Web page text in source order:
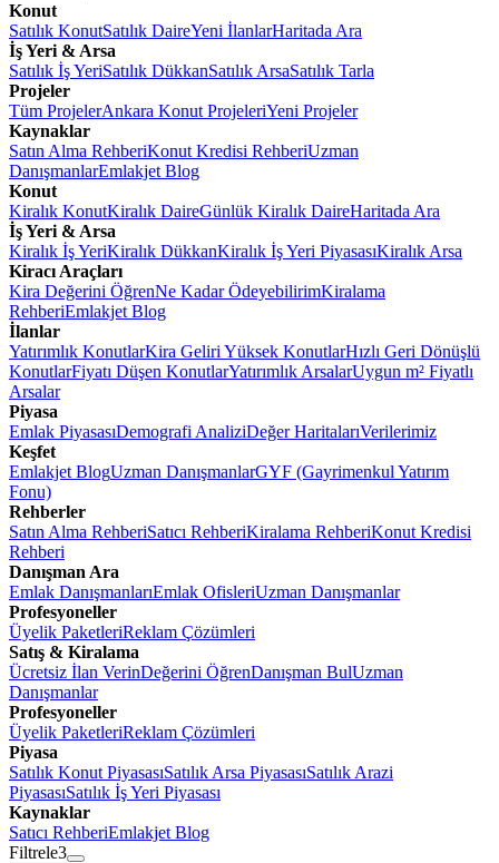
Konut
Satılık KonutSatılık DaireYeni İlanlarHaritada Ara
İş Yeri & Arsa
Satılık İş YeriSatılık DükkanSatılık ArsaSatılık Tarla
Projeler
Tüm ProjelerAnkara Konut ProjeleriYeni Projeler
Kaynaklar
Satın Alma RehberiKonut Kredisi RehberiUzman
DanışmanlarEmlakjet Blog
Konut
Kiralık KonutKiralık DaireGünlük Kiralık DaireHaritada Ara
İş Yeri & Arsa
Kiralık İş YeriKiralık DükkanKiralık İş Yeri PiyasasıKiralık Arsa
Kiracı Araçları
Kira Değerini ÖğrenNe Kadar ÖdeyebilirimKiralama
RehberiEmlakjet Blog
İlanlar
Yatırımlık KonutlarKira Geliri Yüksek KonutlarHızlı Geri Dönüşlü
KonutlarFiyatı Düşen KonutlarYatırımlık ArsalarUygun m² Fiyatlı
Arsalar
Piyasa
Emlak PiyasasıDemografi AnaliziDeğer HaritalarıVerilerimiz
Keşfet
Emlakjet BlogUzman DanışmanlarGYF (Gayrimenkul Yatırım
Fonu)
Rehberler
Satın Alma RehberiSatıcı RehberiKiralama RehberiKonut Kredisi
Rehberi
Danışman Ara
Emlak DanışmanlarıEmlak OfisleriUzman Danışmanlar
Profesyoneller
Üyelik PaketleriReklam Çözümleri
Satış & Kiralama
Ücretsiz İlan VerinDeğerini ÖğrenDanışman BulUzman
Danışmanlar
Profesyoneller
Üyelik PaketleriReklam Çözümleri
Piyasa
Satılık Konut PiyasasıSatılık Arsa PiyasasıSatılık Arazi
PiyasasıSatılık İş Yeri Piyasası
Kaynaklar
Satıcı RehberiEmlakjet Blog
Filtrele3